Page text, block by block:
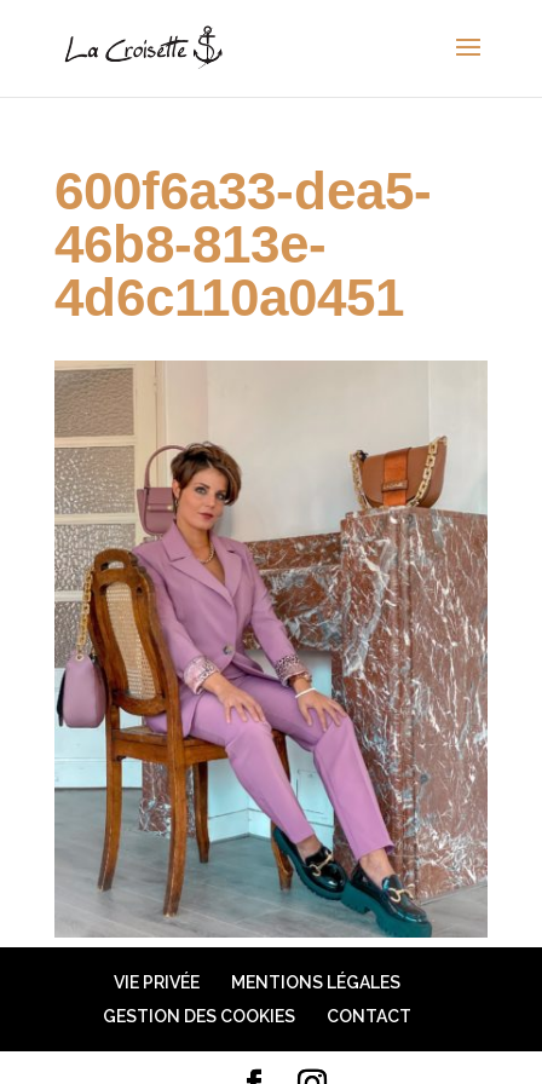
600f6a33-dea5-
46b8-813e-
4d6c110a0451
VIE PRIVÉE
MENTIONS LÉGALES
GESTION DES COOKIES
CONTACT